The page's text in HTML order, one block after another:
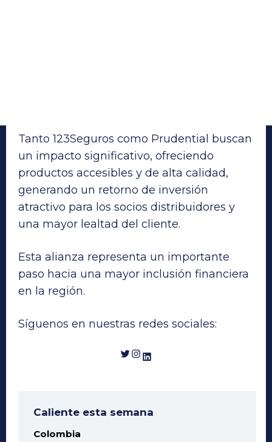
Tanto 123Seguros como Prudential buscan
un impacto significativo, ofreciendo
productos accesibles y de alta calidad,
generando un retorno de inversión
atractivo para los socios distribuidores y
una mayor lealtad del cliente.
Esta alianza representa un importante
paso hacia una mayor inclusión financiera
en la región.
Síguenos en nuestras redes sociales:
Twitter InstagramLinkedIn
Caliente esta semana
Colombia